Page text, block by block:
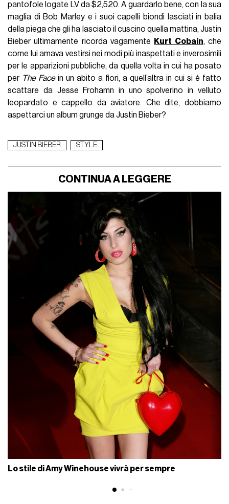
pantofole logate LV da $2,520. A guardarlo bene, con la sua
maglia di Bob Marley e i suoi capelli biondi lasciati in balia
della piega che gli ha lasciato il cuscino quella mattina, Justin
Bieber ultimamente ricorda vagamente
Kurt Cobain, che
come lui amava vestirsi nei modi più inaspettati e inverosimili
per le apparizioni pubbliche, da quella volta in cui ha posato
per The Facein un abito a fiori, a quell’altra in cui si è fatto
scattare da Jesse Frohamn in uno spolverino in velluto
leopardato e cappello da aviatore. Che dite, dobbiamo
aspettarci un album grunge da Justin Bieber?
JUSTIN BIEBER STYLE
CONTINUA A LEGGERE
Lo stile di Amy Winehouse vivrà per sempre